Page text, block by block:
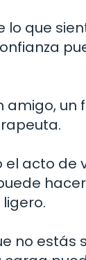
lo que
amigo, un
el acto de
no estás